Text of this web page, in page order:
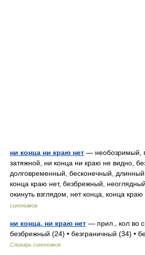
ни конца ни краю нет — необозримый,
затяжной, ни конца ни краю не видно,
долговременный, бесконечный, длинный,
конца краю нет, безбрежный,
окинуть взглядом, нет конца, конца
синонимов
ни конца, ни краю нет — прил., кол во
безбрежный (24) • безграничный (34) •
Словарь синонимов